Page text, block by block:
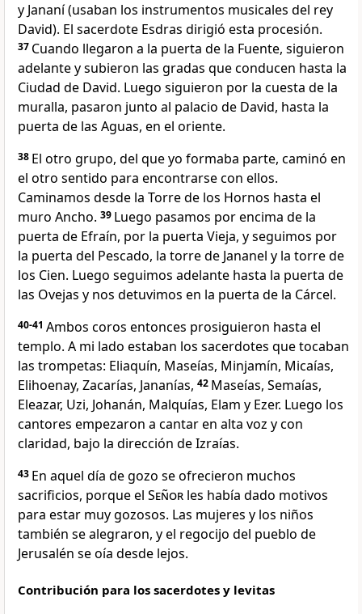
y Jananí (usaban los instrumentos musicales del rey
David). El sacerdote Esdras dirigió esta procesión.
37 Cuando llegaron a la puerta de la Fuente, siguieron
adelante y subieron las gradas que conducen hasta la
Ciudad de David. Luego siguieron por la cuesta de la
muralla, pasaron junto al palacio de David, hasta la
puerta de las Aguas, en el oriente.
38 El otro grupo, del que yo formaba parte, caminó en
el otro sentido para encontrarse con ellos.
Caminamos desde la Torre de los Hornos hasta el
muro Ancho. 39 Luego pasamos por encima de la
puerta de Efraín, por la puerta Vieja, y seguimos por
la puerta del Pescado, la torre de Jananel y la torre de
los Cien. Luego seguimos adelante hasta la puerta de
las Ovejas y nos detuvimos en la puerta de la Cárcel.
40-41 Ambos coros entonces prosiguieron hasta el
templo. A mi lado estaban los sacerdotes que tocaban
las trompetas: Eliaquín, Maseías, Minjamín, Micaías,
Elihoenay, Zacarías, Jananías, 42 Maseías, Semaías,
Eleazar, Uzi, Johanán, Malquías, Elam y Ezer. Luego los
cantores empezaron a cantar en alta voz y con
claridad, bajo la dirección de Izraías.
43 En aquel día de gozo se ofrecieron muchos
sacrificios, porque el Señor les había dado motivos
para estar muy gozosos. Las mujeres y los niños
también se alegraron, y el regocijo del pueblo de
Jerusalén se oía desde lejos.
Contribución para los sacerdotes y levitas